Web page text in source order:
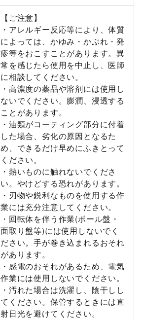
【ご注意】
・アレルギー反応等により、体質
によっては、かゆみ・かぶれ・発
疹等をおこすことがあります。異
常を感じたら使用を中止し、医師
に相談してください。
・高濃度の薬品や溶剤には使用し
ないでください。膨潤、浸透する
ことがあります。
・油類がコーティング部分に付着
した場合、劣化の原因となるた
め、できるだけ早めにふきとって
ください。
・熱いものに触れないでくださ
い。やけどする恐れがあります。
・刃物や鋭利なものを使用する作
業には充分注意してください。
・回転体を伴う作業(ボール盤・
面取り盤等)には使用しないでく
ださい。手が巻き込まれるおそれ
があります。
・感電のおそれがあるため、電気
作業には使用しないでください。
・汚れた場合は洗濯し、陰干しし
てください。保管するときには直
射日光を避けてください。